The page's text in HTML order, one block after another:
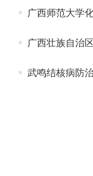
广西师范大学
广西壮族自治
武鸣结核病防